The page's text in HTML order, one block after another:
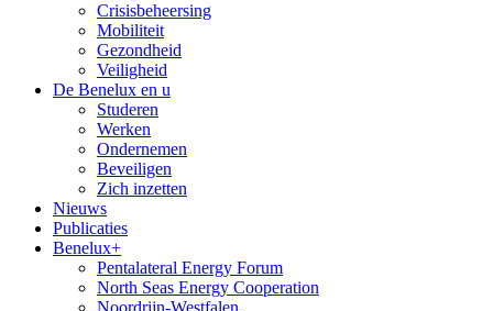
Crisisbeheersing
Mobiliteit
Gezondheid
Veiligheid
De Benelux en u
Studeren
Werken
Ondernemen
Beveiligen
Zich inzetten
Nieuws
Publicaties
Benelux+
Pentalateral Energy Forum
North Seas Energy Cooperation